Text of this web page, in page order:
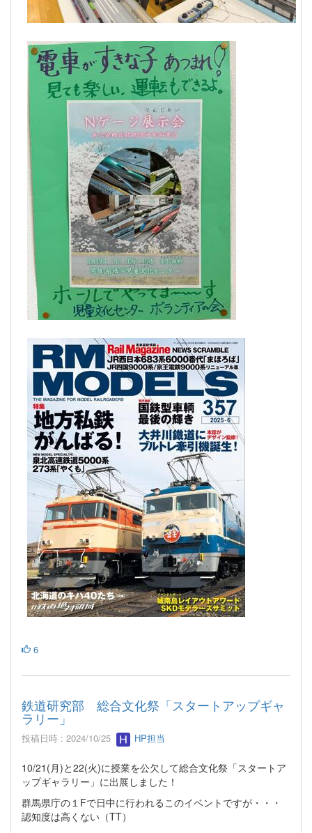
6
鉄道研究部 総合文化祭「スタートアップギャ
ラリー」
投稿日時 : 2024/10/25 HP担当
10/21(月)と22(火)に授業を公欠して総合文化祭「スタートア
ップギャラリー」に出展しました！
群馬県庁の１Fで日中に行われるこのイベントですが・・・
認知度は高くない（TT）